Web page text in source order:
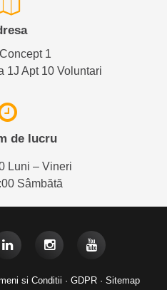
1
1J Apt 10 Voluntari
de lucru
Luni – Vineri
Sâmbătă
si Conditii · GDPR · Sitemap